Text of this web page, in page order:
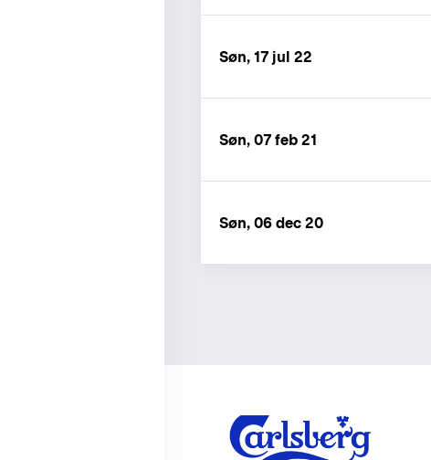
Søn, 17 jul 22
Søn, 07 feb 21
Søn, 06 dec 20